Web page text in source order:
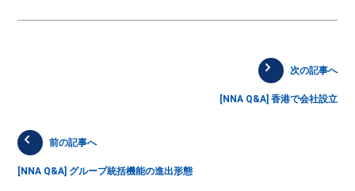
次の記事へ
[NNA Q&A] 香港で会社設立
前の記事へ
[NNA Q&A] グループ統括機能の進出形態